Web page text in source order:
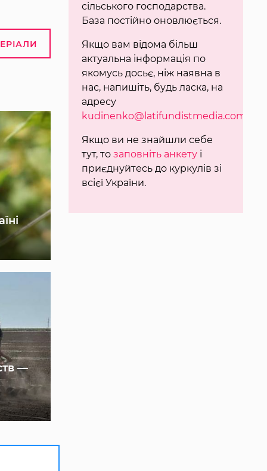
—
сільського господарства.
База постійно оновлюється.
Якщо вам відома більш
актуальна інформація по
якомусь досьє, ніж наявна в
нас, напишіть, будь ласка, на
адресу
kudinenko@latifundistmedia.com
Якщо ви не знайшли себе
тут, то заповніть анкетуі
приєднуйтесь до куркулів зі
всієї України.